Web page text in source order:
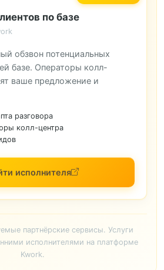
по базе
обзвон потенциальных
базе. Операторы колл-
ваше предложение и
разговора
колл-центра
исполнителя
партнёрские сервисы. Услуги
исполнителями на платформе
Kwork.